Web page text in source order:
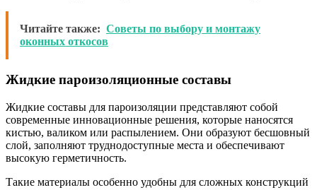
Читайте также: Советы по выбору и монтажу
оконных откосов
Жидкие пароизоляционные составы
Жидкие составы для пароизоляции представляют собой
современные инновационные решения, которые наносятся
кистью, валиком или распылением. Они образуют бесшовный
слой, заполняют труднодоступные места и обеспечивают
высокую герметичность.
Такие материалы особенно удобны для сложных конструкций